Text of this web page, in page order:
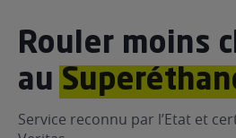
Rouler moins
au
Service reconnu par l’Etat et